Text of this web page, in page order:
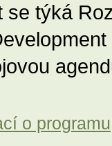
se týká
o programu